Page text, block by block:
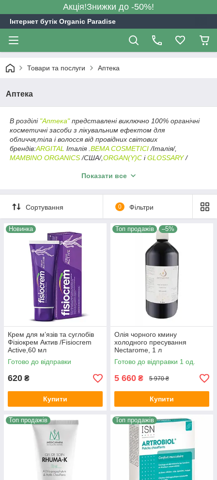
Акція!Знижки до -50%!
Інтернет бутік Organic Paradise
Товари та послуги Аптека
Аптека
В розділі "Аптека"представлені виключно 100% органічні
косметичні засоби з лікувальним ефектом для
обличчя,тіла і волосся від провідних світових
брендів:ARGITAL Італія . BEMA COSMETICI /Італія/,
MAMBINO ORGANICS /США/,ORGAN(Y)C іGLOSSARY/
Всі представлені товари пройшли обов'язкову для
BDIH/Німеччина/, /Італія/, USDA/США/ і
гарантовано не містить синтетичних і шкідливих для
шкіри компонентів.
Ми пропонуємо Вам найдемократичніші умови для покупок:
спеціальні пропозиції,відмінні знижки та оптові ціни вже від
2-х шт. при купівлі товару одного найменування!
Показати все
Сортування 0 Фільтри
Новинка
Крем для м’язів та суглобів
Фізіокрем Актив /Fisiocrem
Active,60 мл
Готово до відправки
620 ₴
Купити
Топ продажів –5%
Олія чорного кмину
холодного пресування
Nectarome, 1 л
Готово до відправки 1 од.
5 660 ₴ 5 970 ₴
Купити
Топ продажів Топ продажів